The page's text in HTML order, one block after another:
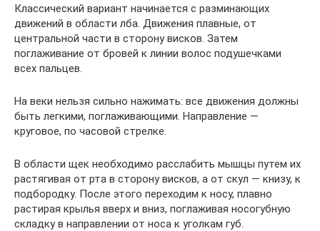
Классический вариант начинается с разминающих
движений в области лба. Движения плавные, от
центральной части в сторону висков. Затем
поглаживание от бровей к линии волос подушечками
всех пальцев.
На веки нельзя сильно нажимать: все движения должны
быть легкими, поглаживающими. Направление —
круговое, по часовой стрелке.
В области щек необходимо расслабить мышцы путем их
растягивая от рта в сторону висков, а от скул — книзу, к
подбородку. После этого переходим к носу, плавно
растирая крылья вверх и вниз, поглаживая носогубную
складку в направлении от носа к уголкам губ.